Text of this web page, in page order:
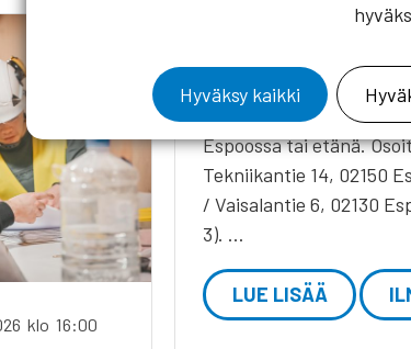
työnjohtaja
Koulutukseen voi
Espoossa tai etänä.
Tekniikantie 14, 02150
/ Vaisalantie 6, 02130
3). …
LUE LISÄÄ
klo 16:00
Hyväksy kaikki